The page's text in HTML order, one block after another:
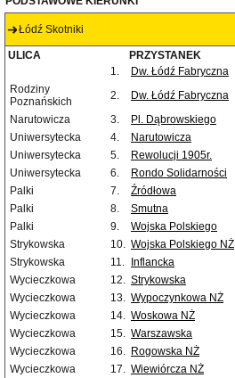
Łódź Skotniki
ULICA PRZYSTANEK
1.
Dw. Łódź Fabryczna
Rodziny
Poznańskich
2. Dw. Łódź Fabryczna
Narutowicza 3. Pl. Dąbrowskiego
Uniwersytecka
4. Narutowicza
Uniwersytecka
5. Rewolucji 1905r.
Uniwersytecka
6. Rondo Solidarności
Palki
7. Źródłowa
Palki
8. Smutna
Palki
9. Wojska Polskiego
Strykowska
10. Wojska Polskiego NŻ
Strykowska
11. Inflancka
Wycieczkowa
12. Strykowska
Wycieczkowa
13. Wypoczynkowa NŻ
Wycieczkowa
14. Woskowa NŻ
Wycieczkowa
15. Warszawska
Wycieczkowa
16. Rogowska NŻ
Wycieczkowa
17. Wiewiórcza NŻ